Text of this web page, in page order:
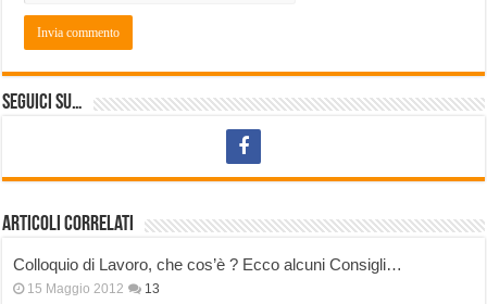
Seguici su…
Articoli correlati
Colloquio di Lavoro, che cos’è ? Ecco alcuni Consigli…
15 Maggio 2012 13